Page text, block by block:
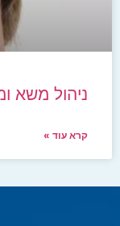
ניהול משא
קרא עוד »